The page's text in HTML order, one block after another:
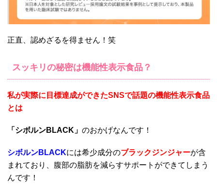
正直、認めざるを得ません！笑
スッキリの秘密は機能性表示食品？
私が実際に目標達成ができたSNSで話題の機能性表示食品
とは
「シボルンBLACK」 のおかげなんです！
シボルンBLACKには希少成分のブラックジンジャーが含
まれており、腹部の脂肪を減らすサポートができてしまう
んです！